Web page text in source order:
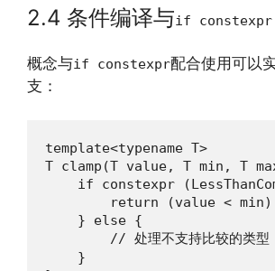
2.4 条件编译与if constexpr
概念与if constexpr配合使用可以
支：
template<typename T>
T clamp(T value, T min, T
if constexpr
return (value <
    } else {
        // 处理不支持比较的类型
    }